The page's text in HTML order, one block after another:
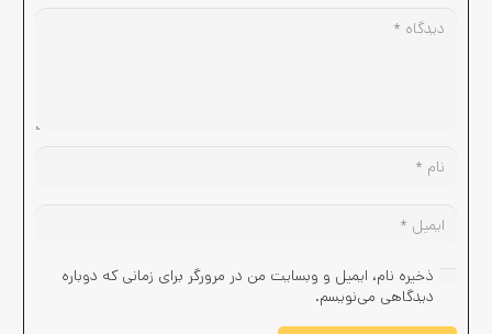
ذخیره نام، ایمیل و وبسایت من در مرورگر برای زمانی که دوباره
دیدگاهی می‌نویسم.